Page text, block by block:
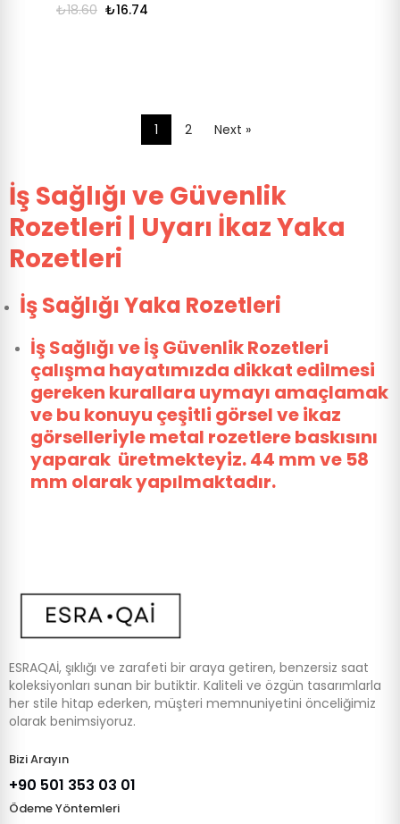
₺18.60 ₺16.74
1 2 Next »
İş Sağlığı ve Güvenlik
Rozetleri | Uyarı İkaz Yaka
Rozetleri
İş Sağlığı Yaka Rozetleri
İş Sağlığı ve İş Güvenlik Rozetleri
çalışma hayatımızda dikkat edilmesi
gereken kurallara uymayı amaçlamak
ve bu konuyu çeşitli görsel ve ikaz
görselleriyle metal rozetlere baskısını
yaparak üretmekteyiz. 44 mm ve 58
mm olarak yapılmaktadır.
ESRAQAİ, şıklığı ve zarafeti bir araya getiren, benzersiz saat
koleksiyonları sunan bir butiktir. Kaliteli ve özgün tasarımlarla
her stile hitap ederken, müşteri memnuniyetini önceliğimiz
olarak benimsiyoruz.
Bizi Arayın
+90 501 353 03 01
Ödeme Yöntemleri